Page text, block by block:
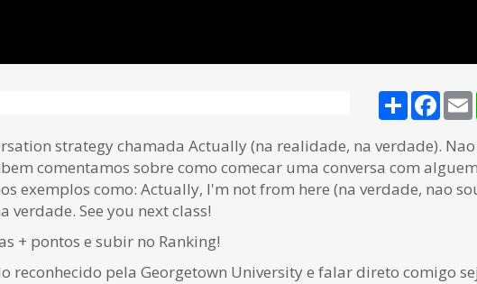
Share
strategy chamada Actually (na realidade, na verdade).
comentamos sobre como comecar uma conversa com
exemplos como: Actually, I'm not from here (na verdade, nao
See you next class!
+ pontos e subir no Ranking!
pela Georgetown University e falar direto comigo